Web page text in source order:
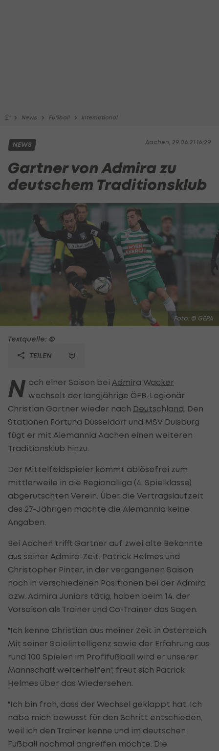
News Fußball International
Aachen, 29.06.21 16:29
NEWS
Gartner von Admira zu
deutschem Traditionsklub
Foto: © GEPA
Textquelle: ©
TEILEN
N ach einer Saison bei Admira Wacker
wechselt der langjährige ÖFB-Legionär
Christian Gartner wieder nach Deutschland . Den
Stationen Fortuna Düsseldorf und MSV Duisburg
fügt er mit Alemannia Aachen einen weiteren
Traditionsklub hinzu.
Der Mittelfeldspieler kommt ablösefrei zum
mittlerweile in die Regionalliga (4. Spielklasse)
abgerutschten Verein. Über die Vertragslaufzeit
des 27-Jährigen machte die Alemannia keine
Angaben.
Bei Aachen trifft Gartner auf zwei alte Bekannte
aus seiner Admira-Zeit. Patrick Helmes und
Christopher Pinter, in der vergangenen Saison
noch in verschiedenen Positionen bei der Admira
bzw. Admira Juniors tätig, haben beim 14. der
Vorsaison als Trainer und Co-Trainer das Sagen.
"Ich kenne Christian aus meiner Zeit in Österreich.
Mit seiner Spielintelligenz sowie der Erfahrung aus
rund 100 Spielen im Profifußball wird er unserer
Mannschaft weiterhelfen", freut sich Patrick
Helmes über das Wiedersehen.
"Ich bin froh, dass der Wechsel geklappt hat. Ich
habe mich bewusst für den Schritt entschieden,
weil ich den Trainer kenne und im deutschen
Fußball nochmal angreifen möchte. Die